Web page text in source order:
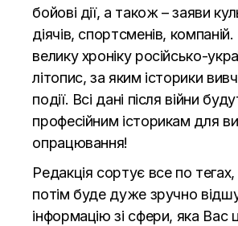
бойові дії, а також – заяви
діячів, спортсменів,
велику хроніку російсько-
літопис, за яким історики
події. Всі дані після війни
професійним історикам для
опрацювання!
Редакція сортує все по
потім буде дуже зручно
інформацію зі сфери, яка Вас